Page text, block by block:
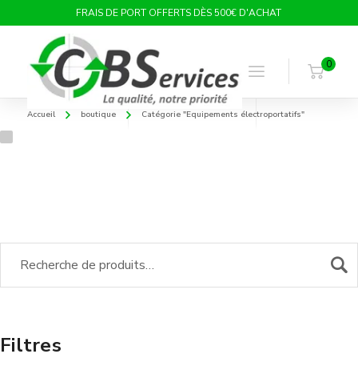
FRAIS DE PORT OFFERTS DÈS 500€ D'ACHAT
0
Accueil boutique Catégorie "Equipements électroportatifs"
Filtres